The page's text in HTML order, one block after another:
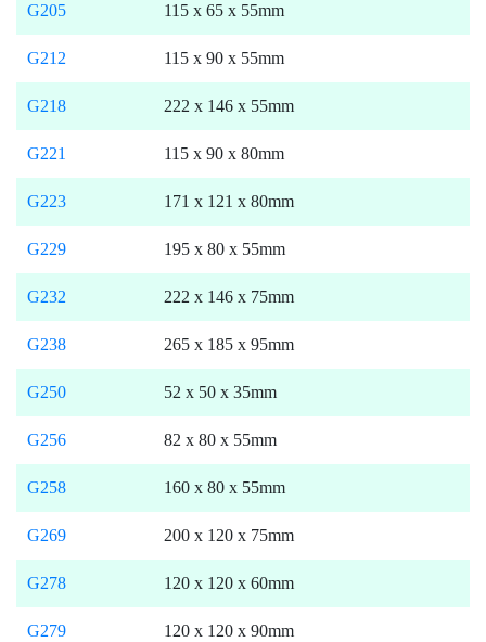
G205 115 x 65 x 55mm
G212 115 x 90 x 55mm
G218 222 x 146 x 55mm
G221 115 x 90 x 80mm
G223 171 x 121 x 80mm
G229 195 x 80 x 55mm
G232 222 x 146 x 75mm
G238 265 x 185 x 95mm
G250 52 x 50 x 35mm
G256 82 x 80 x 55mm
G258 160 x 80 x 55mm
G269 200 x 120 x 75mm
G278 120 x 120 x 60mm
G279 120 x 120 x 90mm